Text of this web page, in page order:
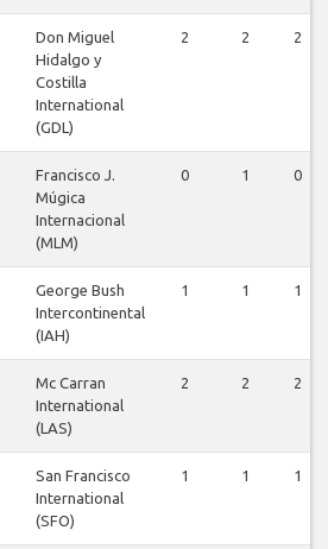
Don Miguel
Hidalgo y
Costilla
International
(GDL)
2 2 2
Francisco J.
Múgica
Internacional
(MLM)
0 1 0
George Bush
Intercontinental
(IAH)
1 1 1
Mc Carran
International
(LAS)
2 2 2
San Francisco
International
(SFO)
1 1 1